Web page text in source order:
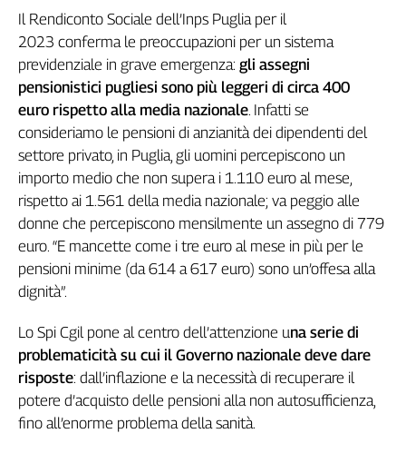
Rubriche
Collettiva
Talk
La
settimana
Collettiva
Girasoli
Il
Sassolino
Linea
Economica
Tech
It
Easy
Inserti
Idea
Diffusa
InFlai
Il Rendiconto Sociale dell’Inps Puglia per il
2023 conferma le preoccupazioni per un sistema
previdenziale in grave emergenza: gli assegni
pensionistici pugliesi sono più leggeri di circa 400
euro rispetto alla media nazionale. Infatti se
consideriamo le pensioni di anzianità dei dipendenti del
settore privato, in Puglia, gli uomini percepiscono un
importo medio che non supera i 1.110 euro al mese,
rispetto ai 1.561 della media nazionale; va peggio alle
donne che percepiscono mensilmente un assegno di 779
euro. “E mancette come i tre euro al mese in più per le
pensioni minime (da 614 a 617 euro) sono un’offesa alla
dignità”.
Lo Spi Cgil pone al centro dell’attenzione una serie di
problematicità su cui il Governo nazionale deve dare
risposte: dall’inflazione e la necessità di recuperare il
potere d’acquisto delle pensioni alla non autosufficienza,
fino all’enorme problema della sanità.